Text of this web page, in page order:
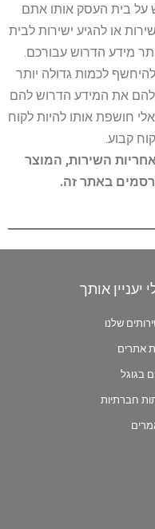
על בית העסק אותו אתם
או להגיע ישירות לבית
מידע הדרוש עבורכם.
לכמות גדולה יותר
להם את המידע הדרוש להם
חושפת אותו להיות לקוח
קבוע.
השירות, המוצר
באתר זה.
יעניין אותך
שלנו
אתרים
בגוגל
חברתיות